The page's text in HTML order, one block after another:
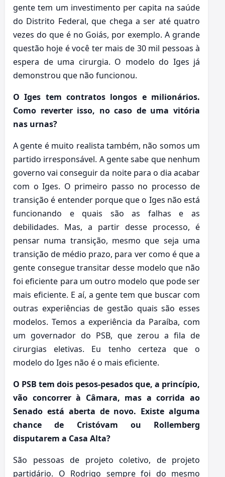
gente tem um investimento per capita na saúde
do Distrito Federal, que chega a ser até quatro
vezes do que é no Goiás, por exemplo. A grande
questão hoje é você ter mais de 30 mil pessoas à
espera de uma cirurgia. O modelo do Iges já
demonstrou que não funcionou.
O Iges tem contratos longos e milionários.
Como reverter isso, no caso de uma vitória
nas urnas?
A gente é muito realista também, não somos um
partido irresponsável. A gente sabe que nenhum
governo vai conseguir da noite para o dia acabar
com o Iges. O primeiro passo no processo de
transição é entender porque que o Iges não está
funcionando e quais são as falhas e as
debilidades. Mas, a partir desse processo, é
pensar numa transição, mesmo que seja uma
transição de médio prazo, para ver como é que a
gente consegue transitar desse modelo que não
foi eficiente para um outro modelo que pode ser
mais eficiente. E aí, a gente tem que buscar com
outras experiências de gestão quais são esses
modelos. Temos a experiência da Paraíba, com
um governador do PSB, que zerou a fila de
cirurgias eletivas. Eu tenho certeza que o
modelo do Iges não é o mais eficiente.
O PSB tem dois pesos-pesados que, a princípio,
vão concorrer à Câmara, mas a corrida ao
Senado está aberta de novo. Existe alguma
chance de Cristóvam ou Rollemberg
disputarem a Casa Alta?
São pessoas de projeto coletivo, de projeto
partidário. O Rodrigo sempre foi do mesmo